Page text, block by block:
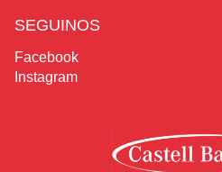
SEGUINOS
Facebook
Instagram